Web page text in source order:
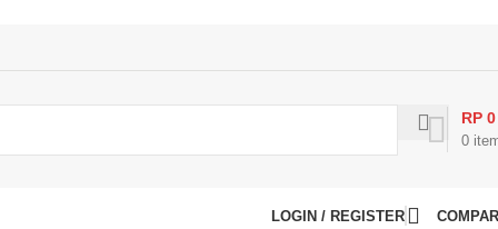
0
RP 0
LOGIN / REGISTER